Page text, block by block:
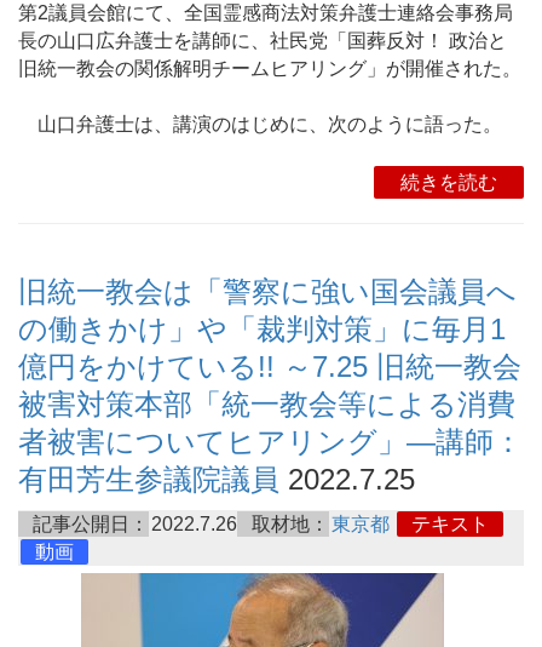
第2議員会館にて、全国霊感商法対策弁護士連絡会事務局
長の山口広弁護士を講師に、社民党「国葬反対！ 政治と
旧統一教会の関係解明チームヒアリング」が開催された。
山口弁護士は、講演のはじめに、次のように語った。
続きを読む
旧統一教会は「警察に強い国会議員へ
の働きかけ」や「裁判対策」に毎月1
億円をかけている!! ～7.25 旧統一教会
被害対策本部「統一教会等による消費
者被害についてヒアリング」―講師：
有田芳生参議院議員 2022.7.25
記事公開日： 2022.7.26 取材地： 東京都
テキスト
動画